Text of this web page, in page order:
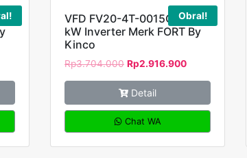
Obral!
VFD FV20-4T-0015G 1,5
kW Inverter Merk FORT By
Kinco
Rp3.704.000 Rp2.916.900
Detail
Chat WA